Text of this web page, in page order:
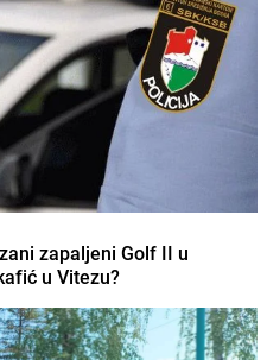
zapaljeni Golf II u
u Vitezu?